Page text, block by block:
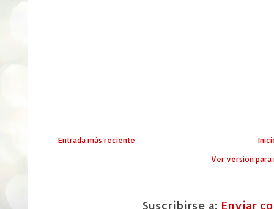
Entrada más reciente
Ver versión
Suscribirse a: Enviar